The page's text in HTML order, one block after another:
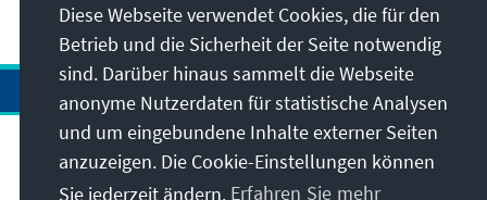
Anschrift
Diese Webseite verwendet Cookies, die für den
Betrieb und die Sicherheit der Seite notwendig
sind. Darüber hinaus sammelt die Webseite
anonyme Nutzerdaten für statistische Analysen
und um eingebundene Inhalte externer Seiten
anzuzeigen. Die Cookie-Einstellungen können
Sie jederzeit ändern. Erfahren Sie mehr